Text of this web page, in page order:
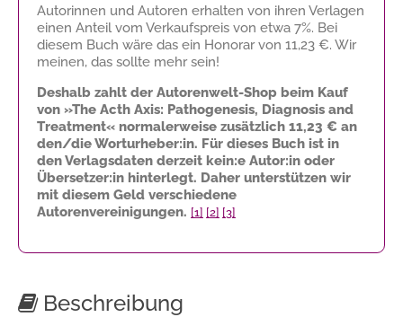
Autorinnen und Autoren erhalten von ihren Verlagen
einen Anteil vom Verkaufspreis von etwa 7%. Bei
diesem Buch wäre das ein Honorar von 11,23 €. Wir
meinen, das sollte mehr sein!
Deshalb zahlt der Autorenwelt-Shop beim Kauf
von »The Acth Axis: Pathogenesis, Diagnosis and
Treatment« normalerweise zusätzlich 11,23 € an
den/die Worturheber:in. Für dieses Buch ist in
den Verlagsdaten derzeit kein:e Autor:in oder
Übersetzer:in hinterlegt. Daher unterstützen wir
mit diesem Geld verschiedene
Autorenvereinigungen. [1] [2] [3]
Beschreibung